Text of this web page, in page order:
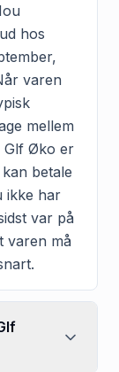
hos
varen
mellem
Glf Øko er
betale
ikke har
var på
varen må